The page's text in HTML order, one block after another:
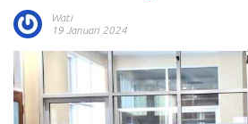
Wati
19 Januari 2024